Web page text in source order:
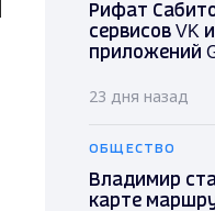
Рифат
сервисов VK
приложений
23 дня назад
ОБЩЕСТВО
Владимир
карте